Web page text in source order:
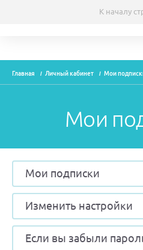
Модули
Вебинары
Новости
Рекламодателям
О проекте
Главная Личный кабинет Мои
Мои
Мои подписки
Изменить настройки
Если вы забыли
К началу